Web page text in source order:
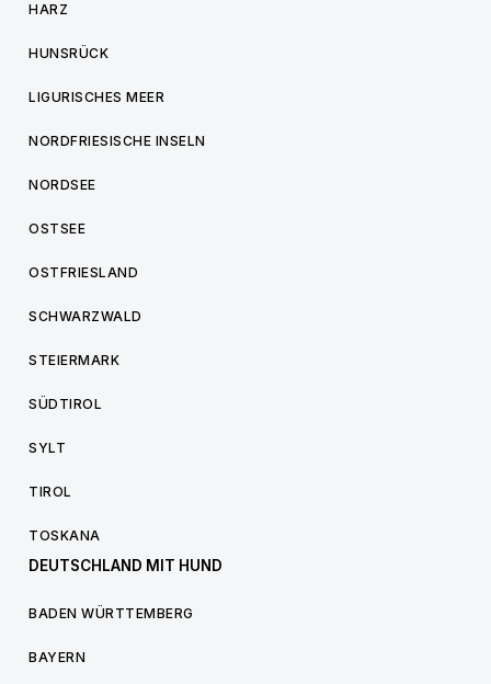
HARZ
HUNSRÜCK
LIGURISCHES MEER
NORDFRIESISCHE INSELN
NORDSEE
OSTSEE
OSTFRIESLAND
SCHWARZWALD
STEIERMARK
SÜDTIROL
SYLT
TIROL
TOSKANA
DEUTSCHLAND MIT HUND
BADEN WÜRTTEMBERG
BAYERN